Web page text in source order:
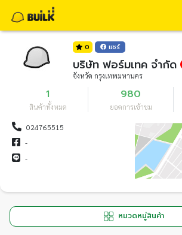
0 แชร์
บริษัท ฟอร์มเทค จำกัด
จังหวัด กรุงเทพมหานคร
1
สินค้าทั้งหมด
980
ยอดการเข้าชม
024765515
-
-
หมวดหมู่สินค้า